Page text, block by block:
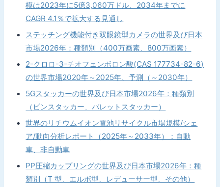
模は2023年に5億3,060万ドル、2034年までに
CAGR 4.1％で拡大する見通し
ステッチング機能付き双眼鏡型カメラの世界及び日本
市場2026年：種類別（400万画素、800万画素）
2-クロロ-3-チオフェンボロン酸(CAS 177734-82-6)
の世界市場2020年～2025年、予測（～2030年）
5Gスタッカーの世界及び日本市場2026年：種類別
（ビンスタッカー、パレットスタッカー）
世界のリチウムイオン電池リサイクル市場規模/シェ
ア/動向分析レポート（2025年～2033年）：自動
車、非自動車
PP圧縮カップリングの世界及び日本市場2026年：種
類別（T 型、エルボ型、レデューサー型、その他）